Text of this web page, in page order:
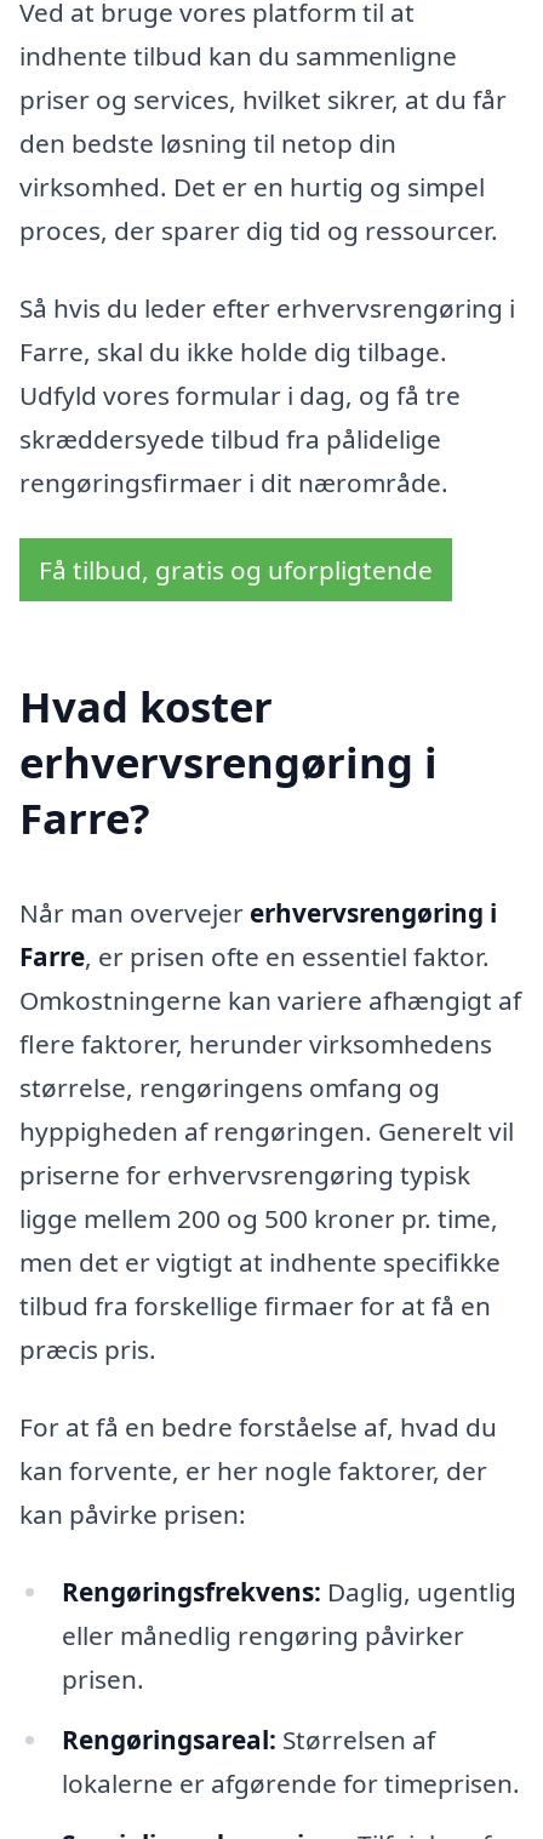
Ved at bruge vores platform til at
indhente tilbud kan du sammenligne
priser og services, hvilket sikrer, at du får
den bedste løsning til netop din
virksomhed. Det er en hurtig og simpel
proces, der sparer dig tid og ressourcer.
Så hvis du leder efter erhvervsrengøring i
Farre, skal du ikke holde dig tilbage.
Udfyld vores formular i dag, og få tre
skræddersyede tilbud fra pålidelige
rengøringsfirmaer i dit nærområde.
Få tilbud, gratis og uforpligtende
Hvad koster
erhvervsrengøring i
Farre?
Når man overvejer erhvervsrengøring i
Farre, er prisen ofte en essentiel faktor.
Omkostningerne kan variere afhængigt af
flere faktorer, herunder virksomhedens
størrelse, rengøringens omfang og
hyppigheden af rengøringen. Generelt vil
priserne for erhvervsrengøring typisk
ligge mellem 200 og 500 kroner pr. time,
men det er vigtigt at indhente specifikke
tilbud fra forskellige firmaer for at få en
præcis pris.
For at få en bedre forståelse af, hvad du
kan forvente, er her nogle faktorer, der
kan påvirke prisen:
Rengøringsfrekvens: Daglig, ugentlig
eller månedlig rengøring påvirker
prisen.
Rengøringsareal: Størrelsen af
lokalerne er afgørende for timeprisen.